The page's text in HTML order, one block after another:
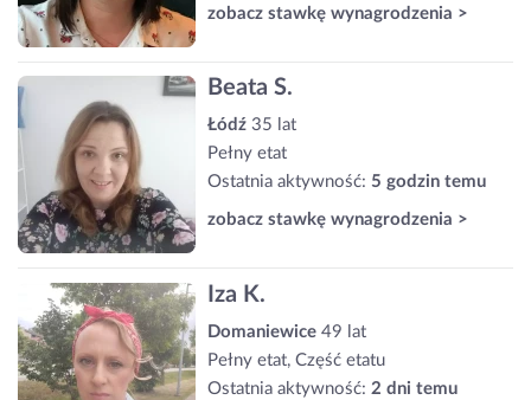
zobacz stawkę wynagrodzenia >
Beata S.
Łódź 35 lat
Pełny etat
Ostatnia aktywność: 5 godzin temu
zobacz stawkę wynagrodzenia >
Iza K.
Domaniewice 49 lat
Pełny etat, Część etatu
Ostatnia aktywność: 2 dni temu